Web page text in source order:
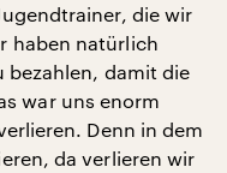
die wir
haben natürlich
bezahlen, damit die
war uns enorm
Denn in dem
da verlieren wir